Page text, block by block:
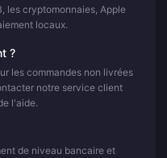
les cryptomonnaies, Apple
locaux.
?
les commandes non livrées
notre service client
l'aide.
de niveau bancaire et